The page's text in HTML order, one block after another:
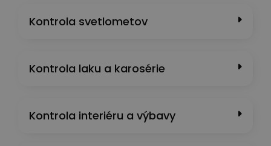
Kontrola svetlometov
Kontrola laku a karosérie
Kontrola interiéru a výbavy